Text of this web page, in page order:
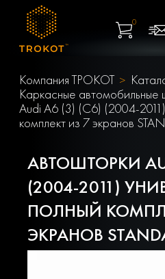
0
Компания ТРОКОТ
Каркасные автомобильные
Audi A6 (3) (C6) (2004-
комплект из 7 экранов
АВТОШТОРКИ
(2004-2011)
ПОЛНЫЙ
ЭКРАНОВ